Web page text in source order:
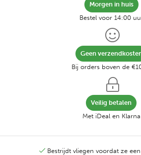
Morgen in huis
Bestel voor 14:00
Geen
Bij orders boven de
Veilig betalen
Met iDeal en Klarna
Bestrijdt vliegen voordat ze